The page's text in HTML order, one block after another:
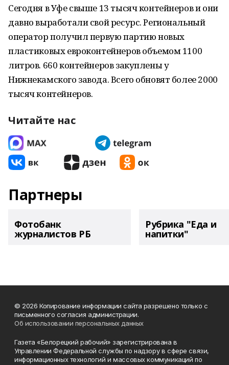
Сегодня в Уфе свыше 13 тысяч контейнеров и они
давно выработали свой ресурс. Региональный
оператор получил первую партию новых
пластиковых евроконтейнеров объемом 1100
литров. 660 контейнеров закуплены у
Нижнекамского завода. Всего обновят более 2000
тысяч контейнеров.
Читайте нас
Партнеры
Фотобанк
журналистов РБ
Рубрика "Еда и
напитки"
© 2026 Копирование информации сайта разрешено только с
письменного согласия администрации.
Об использовании персональных данных
Газета «Белорецкий рабочий» зарегистрирована в
Управлении Федеральной службы по надзору в сфере связи,
информационных технологий и массовых коммуникаций по